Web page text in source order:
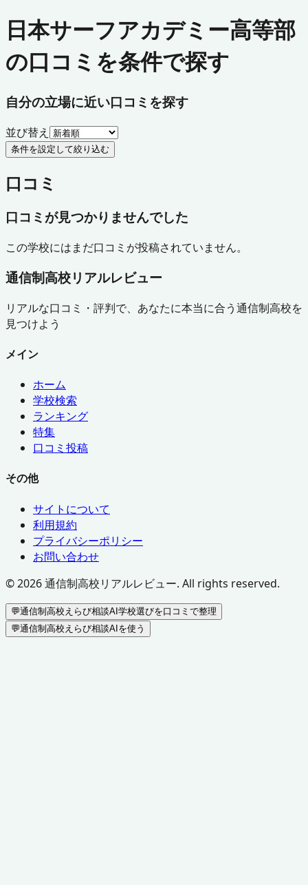
日本サーフアカデミー高等部
の口コミを条件で探す
自分の立場に近い口コミを探す
並び替え
条件を設定して絞り込む
口コミ
口コミが見つかりませんでした
この学校にはまだ口コミが投稿されていません。
通信制高校リアルレビュー
リアルな口コミ・評判で、あなたに本当に合う通信制高校を
見つけよう
メイン
ホーム
学校検索
ランキング
特集
口コミ投稿
その他
サイトについて
利用規約
プライバシーポリシー
お問い合わせ
©2026通信制高校リアルレビュー. All rights reserved.
💬通信制高校えらび相談AI学校選びを口コミで整理
💬通信制高校えらび相談AIを使う